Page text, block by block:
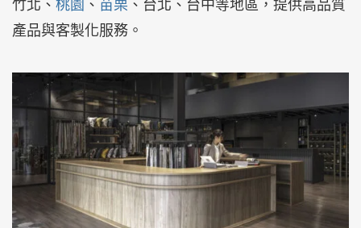
竹北、 桃園 、 苗栗 、台北、台中等地區，提供高品質
產品與客製化服務。